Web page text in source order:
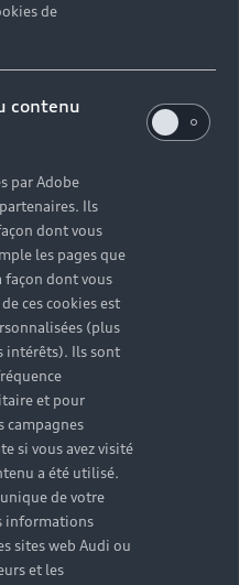
de
contenu
par Adobe
Ils
dont vous
les pages que
façon dont vous
ces cookies est
(plus
intérêts). Ils sont
et pour
campagnes
si vous avez visité
a été utilisé.
de votre
informations
sites web Audi ou
et les